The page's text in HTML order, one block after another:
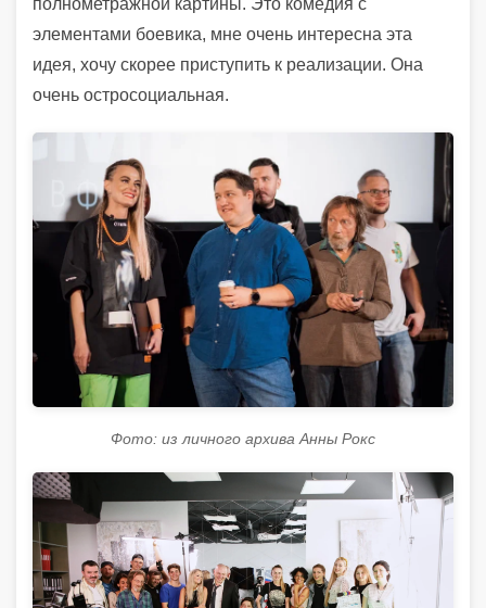
полнометражной картины. Это комедия с
элементами боевика, мне очень интересна эта
идея, хочу скорее приступить к реализации. Она
очень остросоциальная.
Фото: из личного архива Анны Рокс